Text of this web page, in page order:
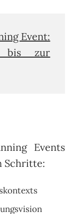
Event:
bis zur
Events
Schritte: